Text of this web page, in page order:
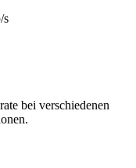
s
bei verschiedenen